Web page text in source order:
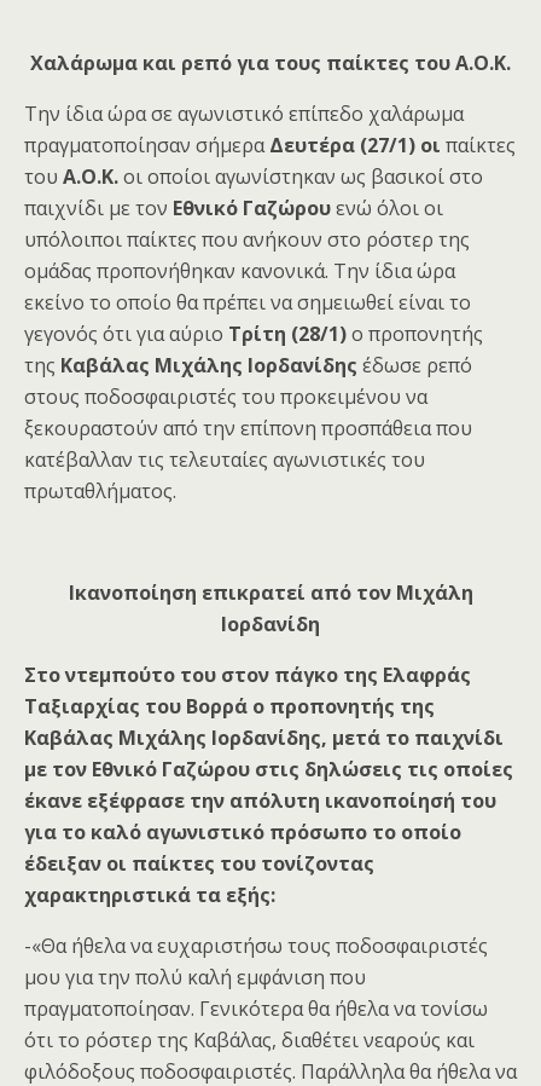
Χαλάρωμα και ρεπό για τους παίκτες του Α.Ο.Κ.
Την ίδια ώρα σε αγωνιστικό επίπεδο χαλάρωμα
πραγματοποίησαν σήμεραΔευτέρα (27/1) οι παίκτες
του Α.Ο.Κ.οι οποίοι αγωνίστηκαν ως βασικοί στο
παιχνίδι με τον Εθνικό Γαζώρουενώ όλοι οι
υπόλοιποι παίκτες που ανήκουν στο ρόστερ της
ομάδας προπονήθηκαν κανονικά. Την ίδια ώρα
εκείνο το οποίο θα πρέπει να σημειωθεί είναι το
γεγονός ότι για αύριο Τρίτη (28/1)ο προπονητής
της Καβάλας Μιχάλης Ιορδανίδης έδωσε ρεπό
στους ποδοσφαιριστές του προκειμένου να
ξεκουραστούν από την επίπονη προσπάθεια που
κατέβαλλαν τις τελευταίες αγωνιστικές του
πρωταθλήματος.
Ικανοποίηση επικρατεί από τον Μιχάλη
Ιορδανίδη
Στο ντεμπούτο του στον πάγκο της Ελαφράς
Ταξιαρχίας του Βορρά ο προπονητής της
Καβάλας Μιχάλης Ιορδανίδης, μετά το παιχνίδι
με τον Εθνικό Γαζώρου στις δηλώσεις τις οποίες
έκανε εξέφρασε την απόλυτη ικανοποίησή του
για το καλό αγωνιστικό πρόσωπο το οποίο
έδειξαν οι παίκτες του τονίζοντας
χαρακτηριστικά τα εξής:
-«Θα ήθελα να ευχαριστήσω τους ποδοσφαιριστές
μου για την πολύ καλή εμφάνιση που
πραγματοποίησαν. Γενικότερα θα ήθελα να τονίσω
ότι το ρόστερ της Καβάλας, διαθέτει νεαρούς και
φιλόδοξους ποδοσφαιριστές. Παράλληλα θα ήθελα να